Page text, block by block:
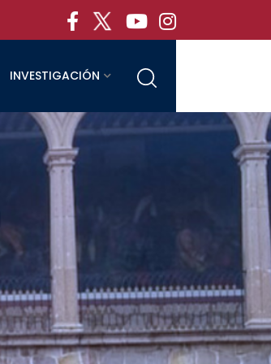
INVESTIGACIÓN